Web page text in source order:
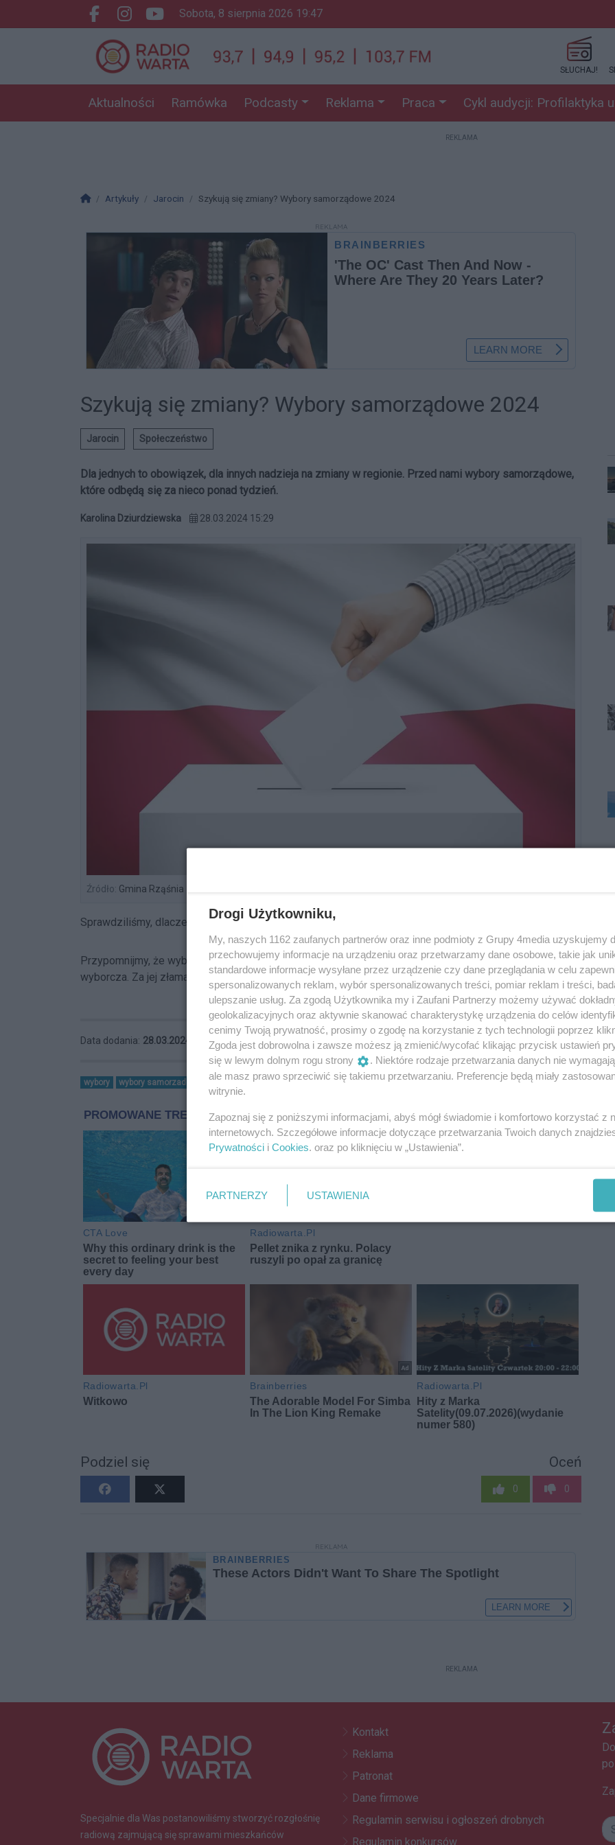
Facebook.com
Instagram.com
Youtube.com
sobota, 8 sierpnia 2026 19:47
SŁUCHAJ!
Aktualności Ramówka Podcasty Reklama Praca Cykl audycji: Profilaktyka
REKLAMA
Strona główna
Artykuły Jarocin Szykują się zmiany? Wybory samorządowe 2024
REKLAMA
Szykują się zmiany? Wybory samorządowe 2024
Jarocin Społeczeństwo
Dla jednych to obowiązek, dla innych nadzieja na zmiany w regionie. Przed nami wybory samorządowe,
które odbędą się za nieco ponad tydzień.
Karolina Dziurdziewska 28.03.2024 15:29
Źródło: Gmina Rząśnia
Sprawdziliśmy, dlaczego mieszkańcy Jarocina zamierzają pójść tego dnia do urn wyborczych.
Przypomnijmy, że wybory samorządowe odbędą się 7 kwietnia. Dzień wcześniej rozpocznie się cisza
wyborcza. Za jej złamanie będą obowiązywać wysokie kary.
Data dodania: 28.03.2024 15:29
wybory wybory samorzadowe 2024
Podziel się Oceń
0 0
REKLAMA
REKLAMA
Specjalnie dla Was postanowiliśmy stworzyć rozgłośnię
radiową zajmującą się sprawami mieszkańców
Kontakt
Reklama
Patronat
Dane firmowe
Regulamin serwisu i ogłoszeń drobnych
Regulamin konkursów
Drogi Użytkowniku,
My, naszych 1162 zaufanych partnerów oraz inne podmioty z Grupy 4media uzyskujemy
przechowujemy informacje na urządzeniu oraz przetwarzamy dane osobowe, takie jak
standardowe informacje wysyłane przez urządzenie czy dane przeglądania w celu
spersonalizowanych reklam, wybór spersonalizowanych treści, pomiar reklam i treści,
ulepszanie usług. Za zgodą Użytkownika my i Zaufani Partnerzy możemy używać
geolokalizacyjnych oraz aktywnie skanować charakterystykę urządzenia do celów
cenimy Twoją prywatność, prosimy o zgodę na korzystanie z tych technologii poprzez
Zgoda jest dobrowolna i zawsze możesz ją zmienić/wycofać klikając przycisk ustawień
się w lewym dolnym rogu strony
. Niektóre rodzaje przetwarzania danych nie
ale masz prawo sprzeciwić się takiemu przetwarzaniu. Preferencje będą miały
witrynie.
Zapoznaj się z poniższymi informacjami, abyś mógł świadomie i komfortowo korzystać z
internetowych. Szczegółowe informacje dotyczące przetwarzania Twoich danych
Prywatności i Cookies . oraz po kliknięciu w „Ustawienia”.
PARTNERZY USTAWIENIA